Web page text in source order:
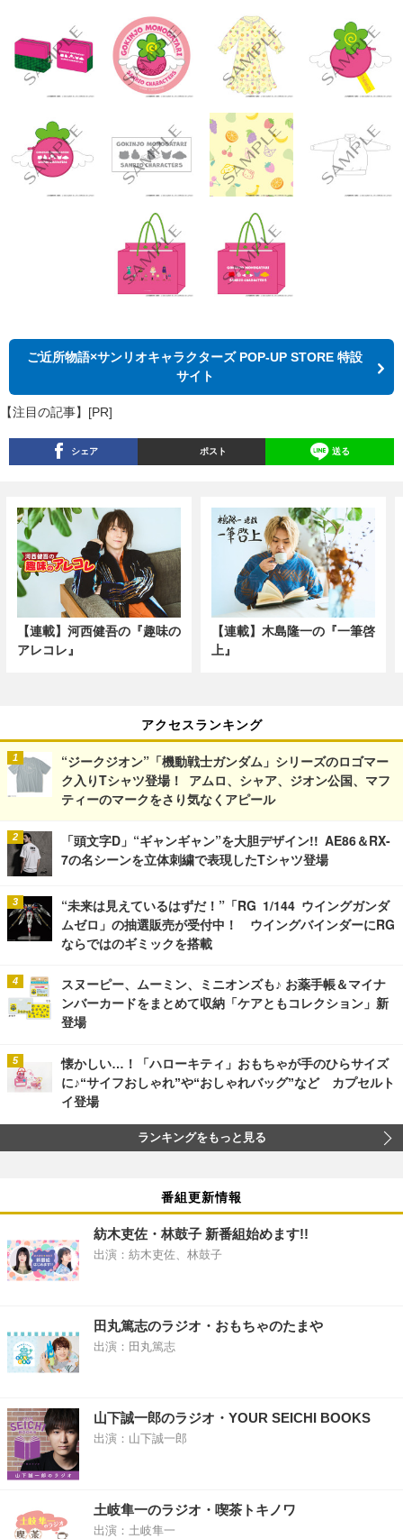
ご近所物語×サンリオキャラクターズ POP-UP STORE 特設
サイト
【注目の記事】[PR]
シェア ポスト 送る
【連載】河西健吾の『趣味の
アレコレ』
【連載】木島隆一の『一筆啓
上』
アクセスランキング
“ジークジオン”「機動戦士ガンダム」シリーズのロゴマー
ク入りTシャツ登場！ アムロ、シャア、ジオン公国、マフ
ティーのマークをさり気なくアピール
「頭文字D」“ギャンギャン”を大胆デザイン!! AE86＆RX-
7の名シーンを立体刺繍で表現したTシャツ登場
“未来は見えているはずだ！”「RG 1/144 ウイングガンダ
ムゼロ」の抽選販売が受付中！ ウイングバインダーにRG
ならではのギミックを搭載
スヌーピー、ムーミン、ミニオンズも♪ お薬手帳＆マイナ
ンバーカードをまとめて収納「ケアともコレクション」新
登場
懐かしい…！「ハローキティ」おもちゃが手のひらサイズ
に♪“サイフおしゃれ”や“おしゃれバッグ”など カプセルト
イ登場
ランキングをもっと見る
番組更新情報
紡木吏佐・林鼓子 新番組始めます!!
出演：紡木吏佐、林鼓子
田丸篤志のラジオ・おもちゃのたまや
出演：田丸篤志
山下誠一郎のラジオ・YOUR SEICHI BOOKS
出演：山下誠一郎
土岐隼一のラジオ・喫茶トキノワ
出演：土岐隼一